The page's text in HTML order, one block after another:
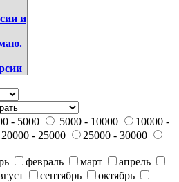
- 5000 5000 - 10000
10000 -
20000 - 25000
25000 - 30000
февраль март
апрель
сентябрь
октябрь